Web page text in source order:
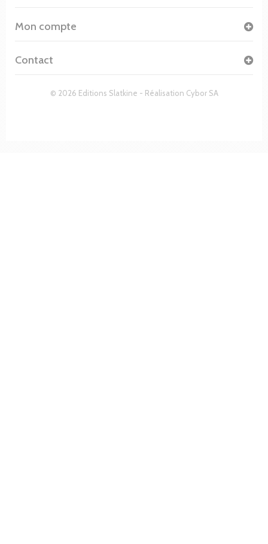
© 2026 Editions Slatkine - Réalisation Cybor SA
Mon compte
Contact